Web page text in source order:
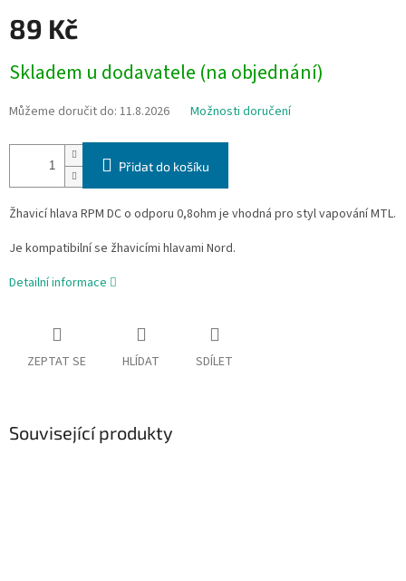
89 Kč
cena:
Skladem u dodavatele (na objednání)
Můžeme doručit do: 11.8.2026 Možnosti doručení
Přidat do košíku
Žhavicí hlava RPM DC o odporu 0,8ohm je vhodná pro styl vapování MTL.
Je kompatibilní se žhavicími hlavami Nord.
Detailní informace
ZEPTAT SE HLÍDAT SDÍLET
Související produkty